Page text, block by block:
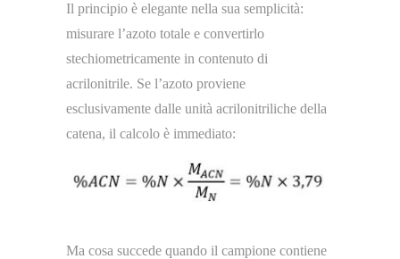
Il principio è elegante nella sua semplicità:
misurare l’azoto totale e convertirlo
stechiometricamente in contenuto di
acrilonitrile. Se l’azoto proviene
esclusivamente dalle unità acrilonitriliche della
catena, il calcolo è immediato:
Ma cosa succede quando il campione contiene